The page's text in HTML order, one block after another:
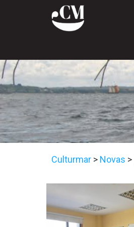
Culturmar > Novas >